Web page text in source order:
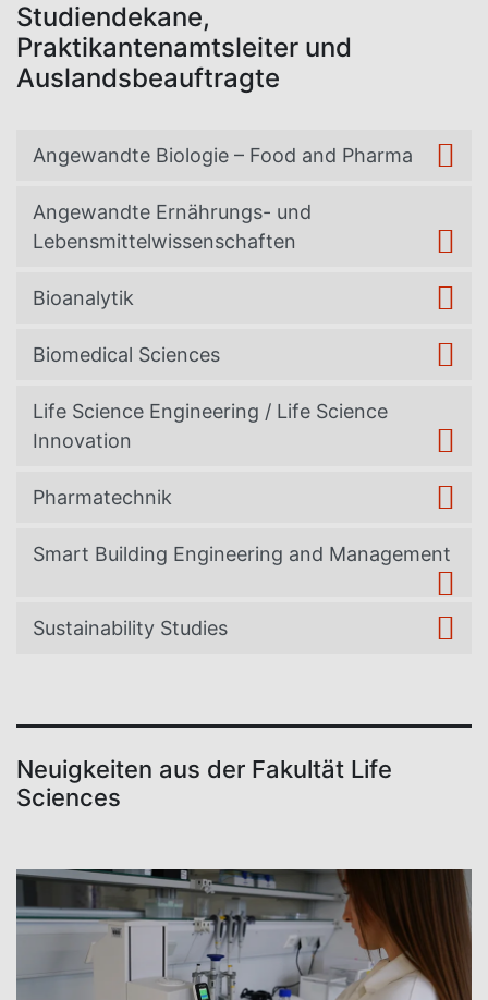
Studiendekane,
Praktikantenamtsleiter und
Auslandsbeauftragte
Angewandte Biologie – Food and Pharma
Angewandte Ernährungs- und
Lebensmittelwissenschaften
Bioanalytik
Biomedical Sciences
Life Science Engineering / Life Science
Innovation
Pharmatechnik
Smart Building Engineering and Management
Sustainability Studies
Neuigkeiten aus der Fakultät Life
Sciences